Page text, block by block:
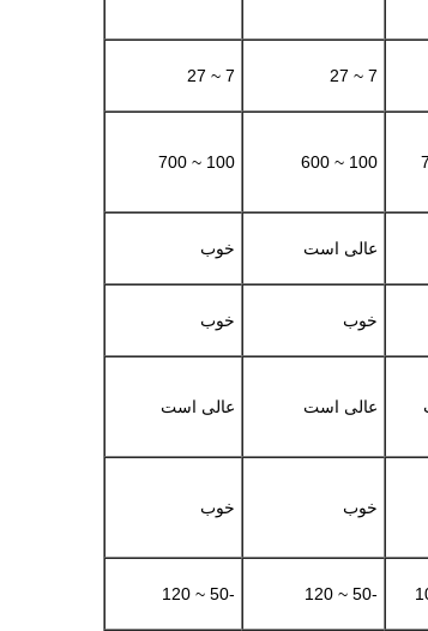
7 ~ 27
7 ~ 27
100 ~ 600
100 ~ 700
عالی است خوب
خوب خوب
عالی است عالی است
خوب خوب
-50 ~ 120
-50 ~ 120